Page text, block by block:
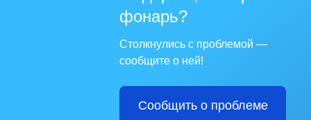
фонарь?
Столкнулись с проблемой —
сообщите о ней!
Сообщить о проблеме